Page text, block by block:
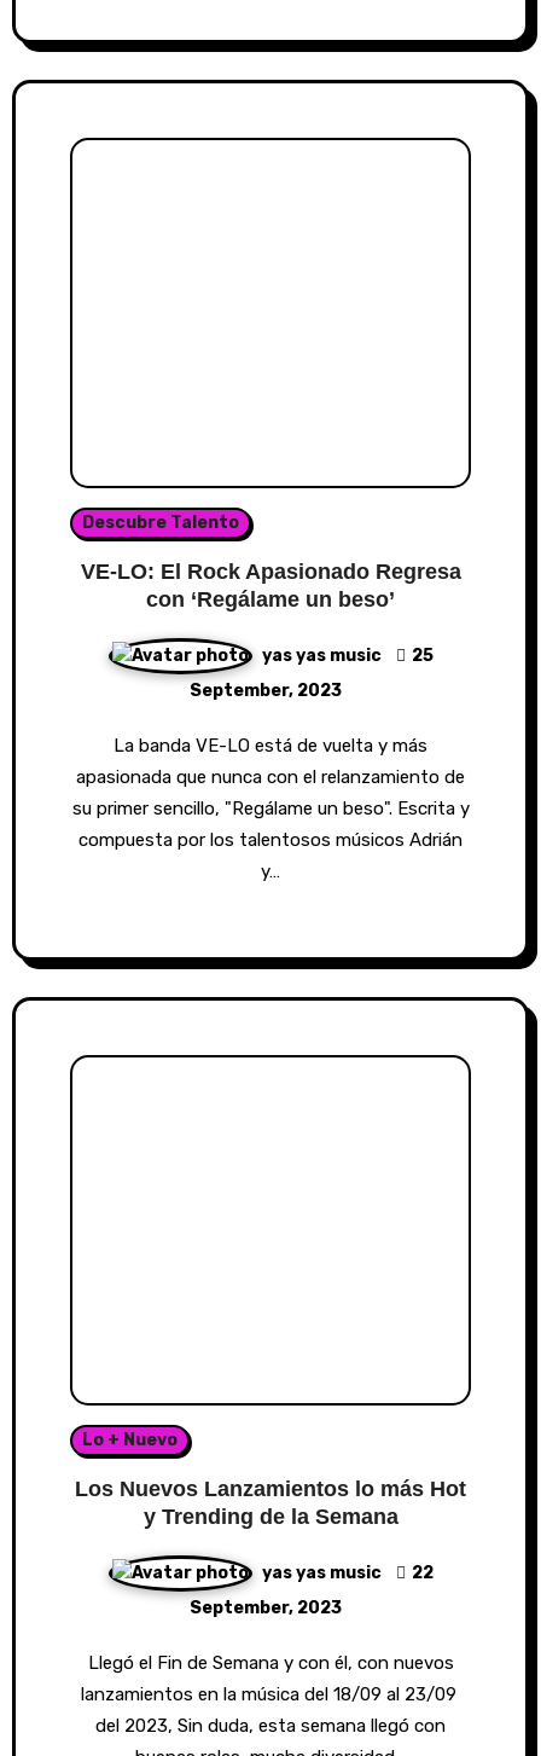
Descubre Talento
VE-LO: El Rock Apasionado Regresa
con ‘Regálame un beso’
yas yas music
25
September, 2023
La banda VE-LO está de vuelta y más
apasionada que nunca con el relanzamiento de
su primer sencillo, "Regálame un beso". Escrita y
compuesta por los talentosos músicos Adrián
y…
Lo + Nuevo
Los Nuevos Lanzamientos lo más Hot
y Trending de la Semana
yas yas music
22
September, 2023
Llegó el Fin de Semana y con él, con nuevos
lanzamientos en la música del 18/09 al 23/09
del 2023, Sin duda, esta semana llegó con